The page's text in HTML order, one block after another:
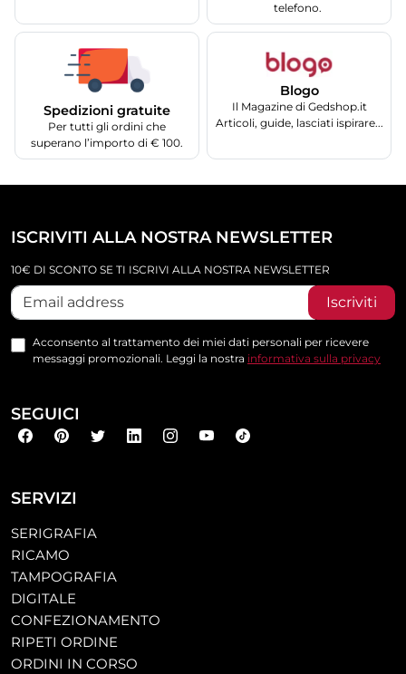
telefono.
Spedizioni gratuite
Per tutti gli ordini che
superano l’importo di € 100.
Blogo
Il Magazine di Gedshop.it
Articoli, guide, lasciati ispirare...
SERVIZI
SERIGRAFIA
RICAMO
TAMPOGRAFIA
DIGITALE
CONFEZIONAMENTO
RIPETI ORDINE
ORDINI IN CORSO
ISCRIVITI ALLA NOSTRA NEWSLETTER
10€ DI SCONTO SE TI ISCRIVI ALLA NOSTRA NEWSLETTER
Iscriviti
Acconsento al trattamento dei miei dati personali per ricevere
messaggi promozionali. Leggi la nostra informativa sulla privacy
SEGUICI